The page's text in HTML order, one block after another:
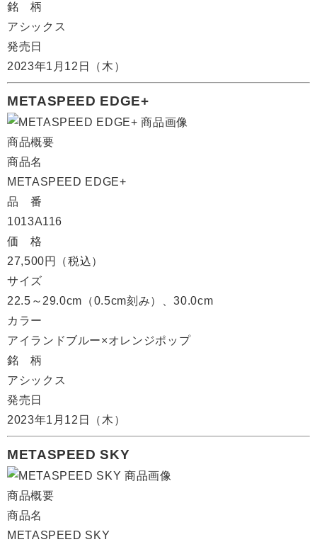
銘 柄
アシックス
発売日
2023年1月12日（木）
METASPEED EDGE+
商品概要
商品名
METASPEED EDGE+
品 番
1013A116
価 格
27,500円（税込）
サイズ
22.5～29.0cm（0.5cm刻み）、30.0cm
カラー
アイランドブルー×オレンジポップ
銘 柄
アシックス
発売日
2023年1月12日（木）
METASPEED SKY
商品概要
商品名
METASPEED SKY